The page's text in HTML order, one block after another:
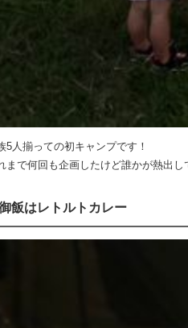
5人揃っての初キャンプです！
まで何回も企画したけど誰かが熱出
飯はレトルトカレー